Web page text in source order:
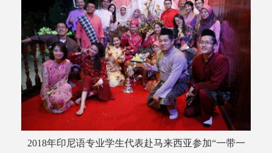
2018年印尼语专业学生代表赴马来西亚参加“一带一